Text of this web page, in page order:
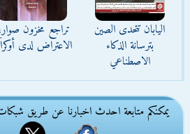
اليابان تتحدى الصين
بترسانة الذكاء
الاصطناعي
تراجع مخزون
الاعتراض لدى
يمكنكم متابعة احدث اخبارنا عن طريق شبكات